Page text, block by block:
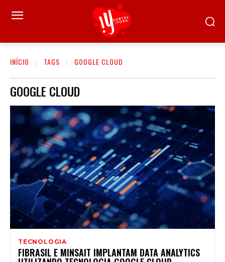
INÍCIO TAGS GOOGLE CLOUD
GOOGLE CLOUD
TECNOLOGIA
FIBRASIL E MINSAIT IMPLANTAM DATA ANALYTICS